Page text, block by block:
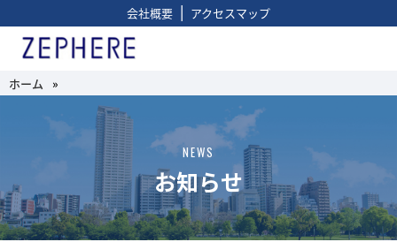
会社概要 | アクセスマップ
ホーム »
NEWS
お知らせ